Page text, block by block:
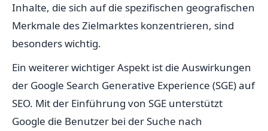
Inhalte, die sich auf die spezifischen geografischen
Merkmale des Zielmarktes konzentrieren, sind
besonders wichtig.
Ein weiterer wichtiger Aspekt ist die Auswirkungen
der Google Search Generative Experience (SGE) auf
SEO. Mit der Einführung von SGE unterstützt
Google die Benutzer bei der Suche nach